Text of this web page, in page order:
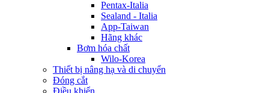
Pentax-Italia
Sealand - Italia
App-Taiwan
Hãng khác
Bơm hóa chất
Wilo-Korea
Thiết bị nâng hạ và di chuyển
Đóng cắt
Điều khiển